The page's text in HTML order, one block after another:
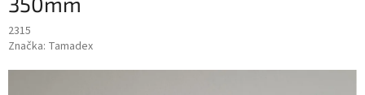
2315
Značka: Tamadex